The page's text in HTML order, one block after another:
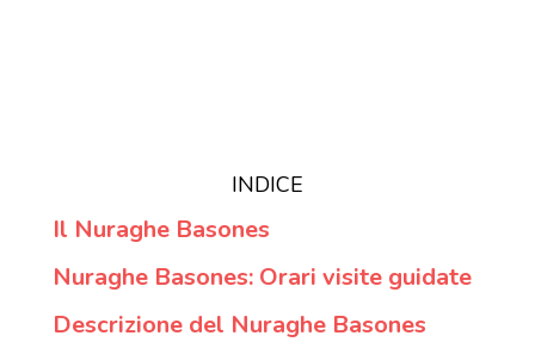
INDICE
Il Nuraghe Basones
Nuraghe Basones: Orari visite guidate
Descrizione del Nuraghe Basones